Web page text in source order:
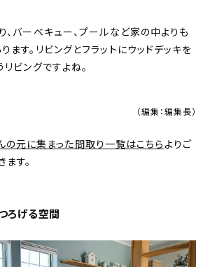
、バーベキュー、プールなど家の中よりも
す。リビングとフラットにウッドデッキを
ビングですよね。
（編集：編集長）
元に集まった間取り一覧はこちら よりご
す。
ろげる空間